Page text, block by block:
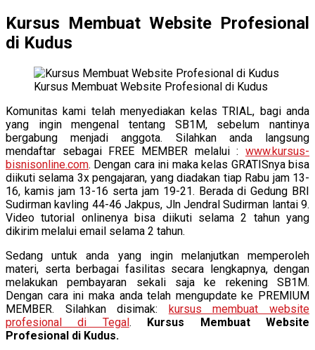
Kursus Membuat Website Profesional
di Kudus
Kursus Membuat Website Profesional di Kudus
Komunitas kami telah menyediakan kelas TRIAL, bagi anda
yang ingin mengenal tentang SB1M, sebelum nantinya
bergabung menjadi anggota. Silahkan anda langsung
mendaftar sebagai FREE MEMBER melalui : www.kursus-
bisnisonline.com. Dengan cara ini maka kelas GRATISnya bisa
diikuti selama 3x pengajaran, yang diadakan tiap Rabu jam 13-
16, kamis jam 13-16 serta jam 19-21. Berada di Gedung BRI
Sudirman kavling 44-46 Jakpus, Jln Jendral Sudirman lantai 9.
Video tutorial onlinenya bisa diikuti selama 2 tahun yang
dikirim melalui email selama 2 tahun.
Sedang untuk anda yang ingin melanjutkan memperoleh
materi, serta berbagai fasilitas secara lengkapnya, dengan
melakukan pembayaran sekali saja ke rekening SB1M.
Dengan cara ini maka anda telah mengupdate ke PREMIUM
MEMBER. Silahkan disimak: kursus membuat website
profesional di Tegal. Kursus Membuat Website
Profesional di Kudus.